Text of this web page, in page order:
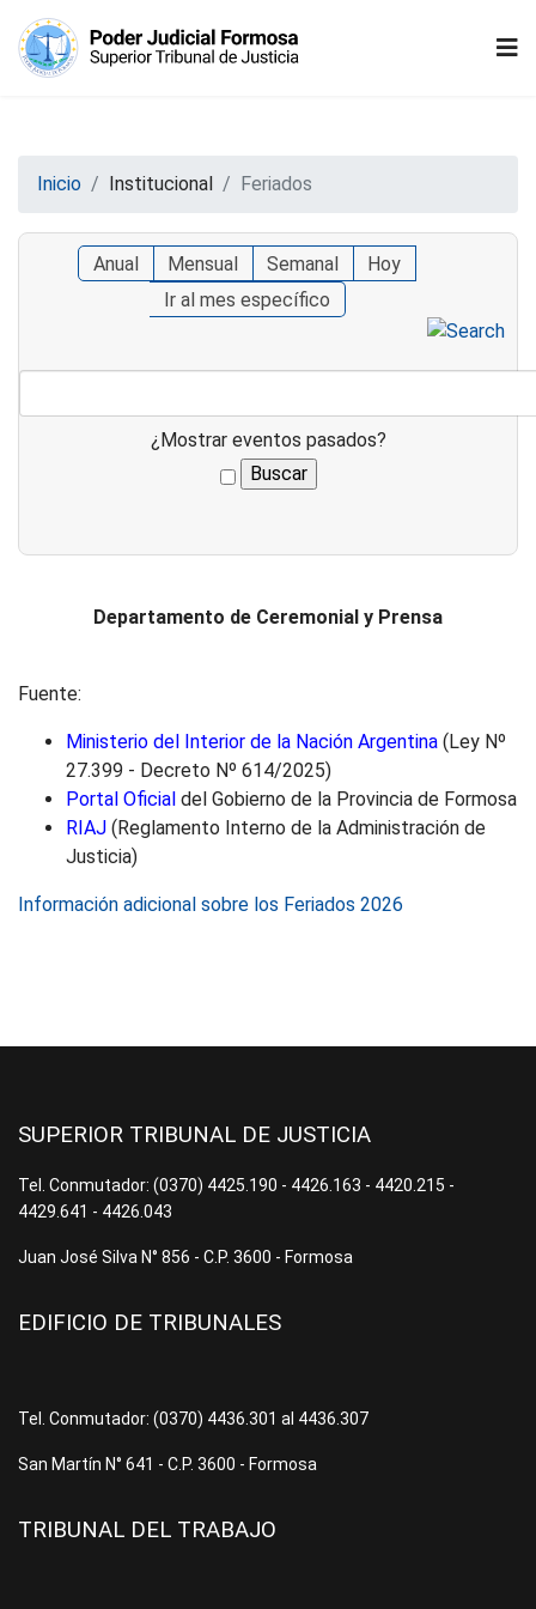
Inicio Institucional Feriados
Anual Mensual Semanal
Hoy
Ir al mes específico
¿Mostrar eventos pasados?
Departamento de Ceremonial y Prensa
Fuente:
Ministerio del Interior de la Nación Argentina (Ley Nº
27.399 - Decreto Nº 614/2025)
Portal Oficial del Gobierno de la Provincia de Formosa
RIAJ (Reglamento Interno de la Administración de
Justicia)
Información adicional sobre los Feriados 2026
SUPERIOR TRIBUNAL DE JUSTICIA
Tel. Conmutador: (0370) 4425.190 - 4426.163 - 4420.215 -
4429.641 - 4426.043
Juan José Silva N° 856 - C.P. 3600 - Formosa
EDIFICIO DE TRIBUNALES
Tel. Conmutador: (0370) 4436.301 al 4436.307
San Martín N° 641 - C.P. 3600 - Formosa
TRIBUNAL DEL TRABAJO